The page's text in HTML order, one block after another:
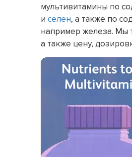
мультивитамины по
и селен, а также по
например железа. Мы
а также цену,